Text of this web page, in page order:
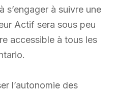
s’engager à suivre une
Actif sera sous peu
accessible à tous les
l’autonomie des